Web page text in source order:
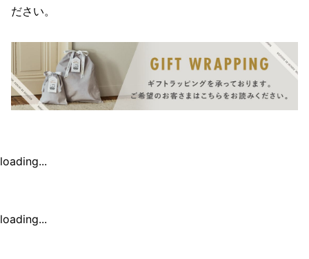
ださい。
loading...
loading...